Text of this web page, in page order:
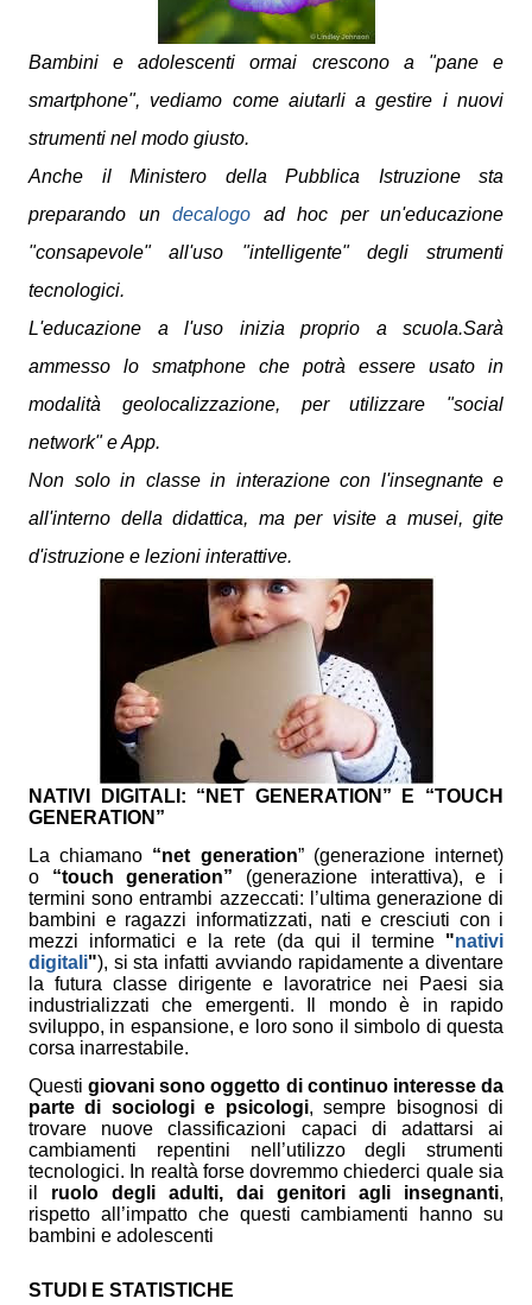
Bambini e adolescenti ormai crescono a "pane e
smartphone", vediamo come aiutarli a gestire i nuovi
strumenti nel modo giusto.
Anche il Ministero della Pubblica Istruzione sta
preparando un decalogo ad hoc per un'educazione
"consapevole" all'uso "intelligente" degli strumenti
tecnologici.
L'educazione a l'uso inizia proprio a scuola.Sarà
ammesso lo smatphone che potrà essere usato in
modalità geolocalizzazione, per utilizzare "social
network" e App.
Non solo in classe in interazione con l'insegnante e
all'interno della didattica, ma per visite a musei, gite
d'istruzione e lezioni interattive.
NATIVI DIGITALI: “NET GENERATION” E “TOUCH
GENERATION”
La chiamano “net generation” (generazione internet)
o “touch generation” (generazione interattiva), e i
termini sono entrambi azzeccati: l’ultima generazione di
bambini e ragazzi informatizzati, nati e cresciuti con i
mezzi informatici e la rete (da qui il termine "nativi
digitali"), si sta infatti avviando rapidamente a diventare
la futura classe dirigente e lavoratrice nei Paesi sia
industrializzati che emergenti. Il mondo è in rapido
sviluppo, in espansione, e loro sono il simbolo di questa
corsa inarrestabile.
Questigiovani sono oggetto di continuo interesse da
parte di sociologi e psicologi, sempre bisognosi di
trovare nuove classificazioni capaci di adattarsi ai
cambiamenti repentini nell’utilizzo degli strumenti
tecnologici. In realtà forse dovremmo chiederci quale sia
il ruolo degli adulti, dai genitori agli insegnanti,
rispetto all’impatto che questi cambiamenti hanno su
bambini e adolescenti
STUDI E STATISTICHE